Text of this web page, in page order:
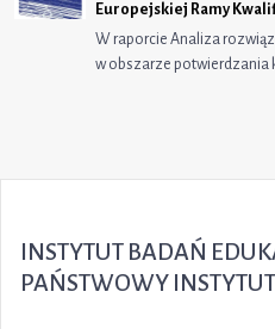
Europejskiej Ramy
W raporcie Analiza
w obszarze potwierdzania
INSTYTUT BADAŃ
PAŃSTWOWY